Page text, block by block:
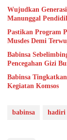
Wujudkan
Manunggal
Pastikan Program
Musdes Demi
Babinsa
Pencegahan Gizi
Babinsa
Kegiatan Komsos
babinsa hadiri